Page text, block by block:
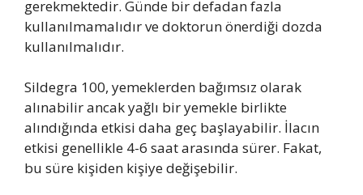
gerekmektedir. Günde bir defadan fazla
kullanılmamalıdır ve doktorun önerdiği dozda
kullanılmalıdır.
Sildegra 100, yemeklerden bağımsız olarak
alınabilir ancak yağlı bir yemekle birlikte
alındığında etkisi daha geç başlayabilir. İlacın
etkisi genellikle 4-6 saat arasında sürer. Fakat,
bu süre kişiden kişiye değişebilir.